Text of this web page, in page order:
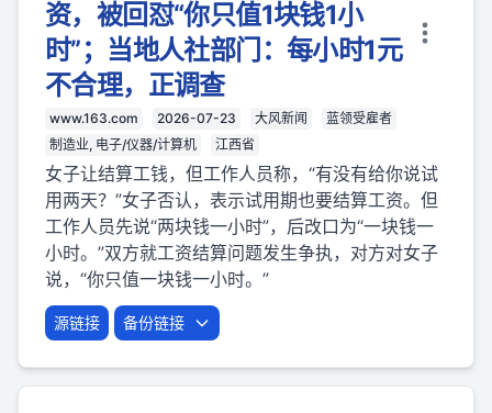
资，被回怼“你只值1块钱1小
时”；当地人社部门：每小时1元
不合理，正调查
www.163.com 2026-07-23 大风新闻
蓝领受雇者
制造业, 电子/仪器/计算机
江西省
女子让结算工钱，但工作人员称，“有没有给你说试
用两天？”女子否认，表示试用期也要结算工资。但
工作人员先说“两块钱一小时”，后改口为“一块钱一
小时。”双方就工资结算问题发生争执，对方对女子
说，“你只值一块钱一小时。”
源链接 备份链接